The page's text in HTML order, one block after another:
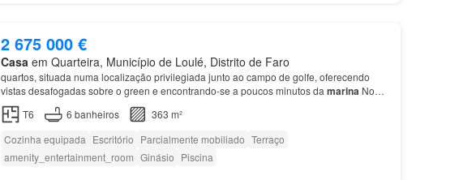
2 675 000 €
Casaem Quarteira, Município de Loulé, Distrito de Faro
quartos, situada numa localização privilegiada junto ao campo de golfe, oferecendo
vistas desafogadas sobre o green e encontrando-se a poucos minutos da marina No
piso superior encontram-se duas magníficas suites, incluindo a…
T6 6 banheiros
363 m²
Cozinha equipada Escritório Parcialmente mobiliado Terraço
amenity_entertainment_room Ginásio Piscina